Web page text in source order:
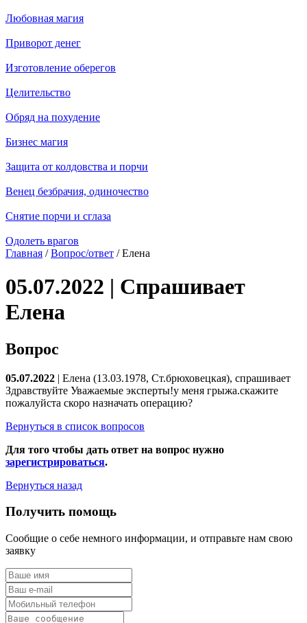
Любовная магия
Приворот денег
Изготовление оберегов
Целительство
Обряд на похудение
Бизнес магия
Защита от колдовства и порчи
Венец безбрачия, одиночество
Снятие порчи и сглаза
Одолеть врагов
Главная /Вопрос/ответ / Елена
05.07.2022 | Спрашивает
Елена
Вопрос
05.07.2022 | Елена (13.03.1978, Ст.брюховецкая), спрашивает
Здравствуйте Уважаемые эксперты!у меня грыжа.скажите
пожалуйста скоро назначать операцию?
Вернуться в список вопросов
Для того чтобы дать ответ на вопрос нужно
зарегистрироваться.
Вернуться назад
Получить помощь
Сообщие о себе немного информации, и отправьте нам свою
заявку